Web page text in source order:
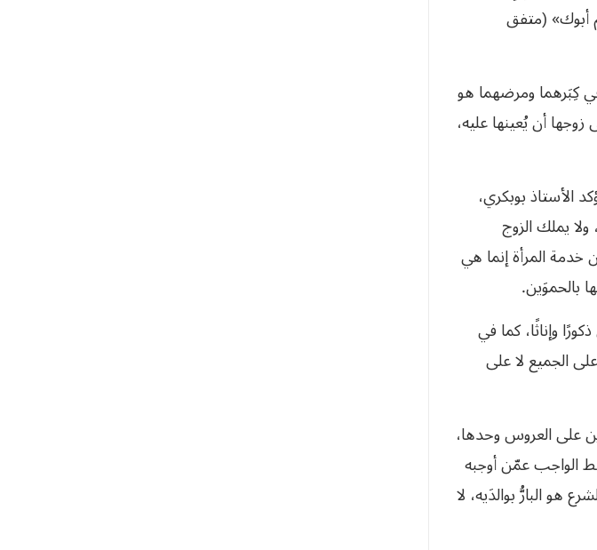
أبوك» (متفق
كِبَرهما ومرضهما هو
أن يُعينها عليه،
الأستاذ بوبكري،
يملك الزوج
المرأة إنما هي
بالحموَين.
وإناثًا، كما في
الجميع لا على
على العروس وحدها،
الواجب عمّن أوجبه
البارُّ بوالدَيه، لا